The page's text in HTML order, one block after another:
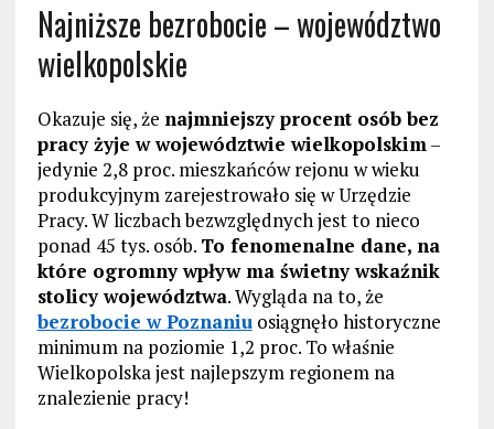
Najniższe bezrobocie – województwo
wielkopolskie
Okazuje się, że najmniejszy procent osób bez
pracy żyje w województwie wielkopolskim–
jedynie 2,8 proc. mieszkańców rejonu w wieku
produkcyjnym zarejestrowało się w Urzędzie
Pracy. W liczbach bezwzględnych jest to nieco
ponad 45 tys. osób. To fenomenalne dane, na
które ogromny wpływ ma świetny wskaźnik
stolicy województwa. Wygląda na to, że
bezrobocie w Poznaniuosiągnęło historyczne
minimum na poziomie 1,2 proc. To właśnie
Wielkopolska jest najlepszym regionem na
znalezienie pracy!